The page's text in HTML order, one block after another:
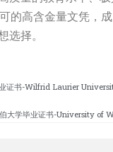
的高含金量文凭，
选择。
证书-Wilfrid Laurier
大学毕业证书-University of